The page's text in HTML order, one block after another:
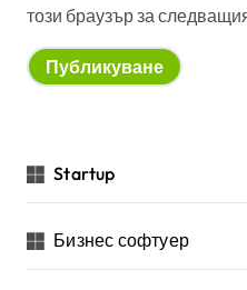
този браузър за
Startup
Бизнес софтуер